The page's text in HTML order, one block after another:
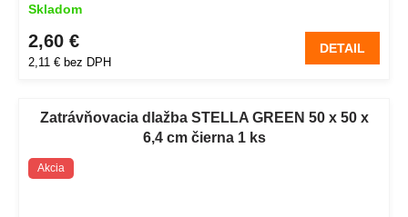
Skladom
2,11 € bez DPH
2,60 € DETAIL
Zatrávňovacia dlažba STELLA GREEN 50 x 50 x
6,4 cm čierna 1 ks
Akcia